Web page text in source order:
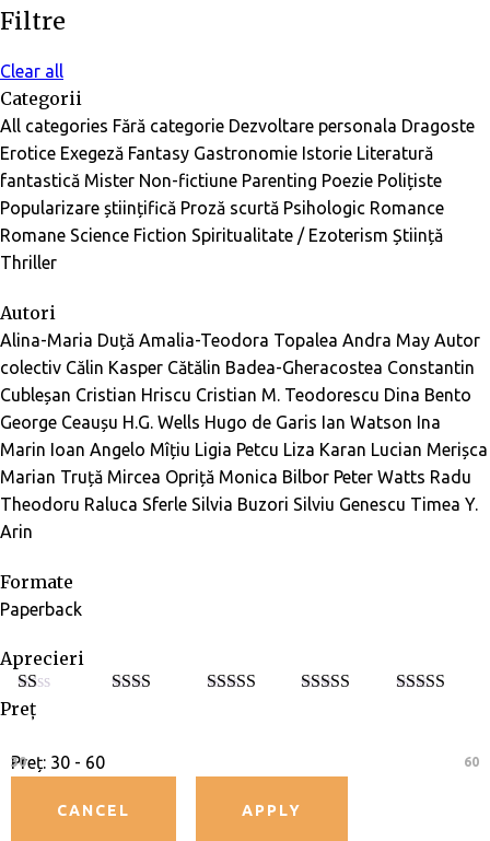
Filtre
Clear all
Categorii
All categories Fără categorie Dezvoltare personala Dragoste
Erotice Exegeză Fantasy Gastronomie Istorie Literatură
fantastică Mister Non-fictiune Parenting Poezie Polițiste
Popularizare științifică Proză scurtă Psihologic Romance
Romane Science Fiction Spiritualitate / Ezoterism Știință
Thriller
Autori
Alina-Maria Duță Amalia-Teodora Topalea Andra May Autor
colectiv Călin Kasper Cătălin Badea-Gheracostea Constantin
Cubleșan Cristian Hriscu Cristian M. Teodorescu Dina Bento
George Ceaușu H.G. Wells Hugo de Garis Ian Watson Ina
Marin Ioan Angelo Mîțiu Ligia Petcu Liza Karan Lucian Merișca
Marian Truță Mircea Opriță Monica Bilbor Peter Watts Radu
Theodoru Raluca Sferle Silvia Buzori Silviu Genescu Timea Y.
Arin
Formate
Paperback
Aprecieri
E
va
at
la
Preț
30 60
Preț: 30 - 60